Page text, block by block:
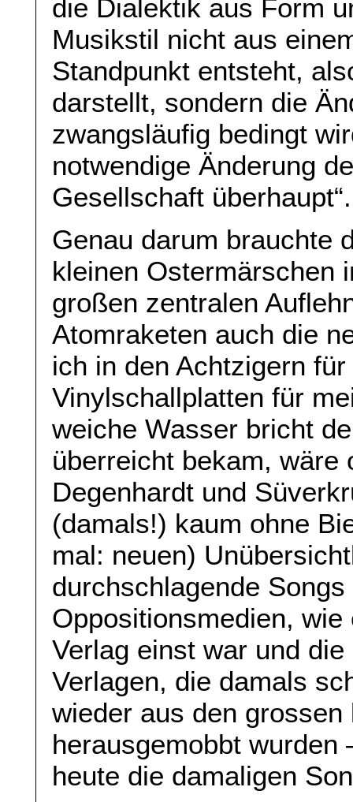
die Dialektik aus Form
Musikstil nicht aus
Standpunkt entsteht,
darstellt, sondern die
zwangsläufig bedingt
notwendige Änderung
Gesellschaft überhaupt“.
Genau darum brauchte
kleinen Ostermärschen
großen zentralen
Atomraketen auch die
ich in den Achtzigern
Vinylschallplatten für
weiche Wasser bricht
überreicht bekam, wäre
Degenhardt und
(damals!) kaum ohne
mal: neuen)
durchschlagende
Oppositionsmedien,
Verlag einst war und
Verlagen, die damals
wieder aus den
herausgemobbt wurden
heute die damaligen